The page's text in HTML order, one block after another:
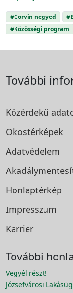
#Corvin negyed
#Közösségi program
További
Közérdekű
Okostérképek
Adatvédelem
Honlaptérkép
Impresszum
Karrier
További
Vegyél részt!
Józsefvárosi